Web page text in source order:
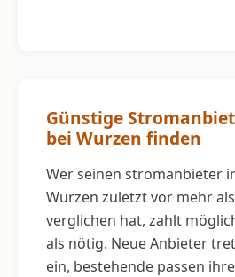
Günstige
bei Wurzen finden
Wer seinen stromanbieter
Wurzen zuletzt vor mehr
verglichen hat, zahlt
als nötig. Neue Anbieter
ein, bestehende passen